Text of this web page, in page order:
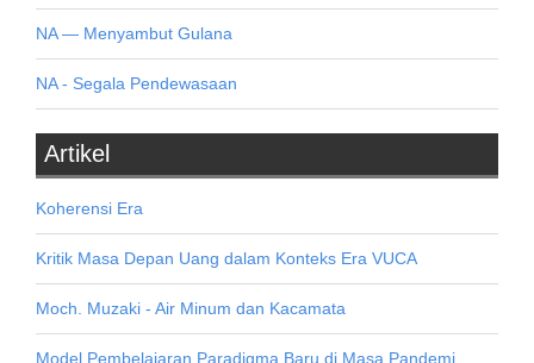
NA — Menyambut Gulana
NA - Segala Pendewasaan
Artikel
Koherensi Era
Kritik Masa Depan Uang dalam Konteks Era VUCA
Moch. Muzaki - Air Minum dan Kacamata
Model Pembelajaran Paradigma Baru di Masa Pandemi